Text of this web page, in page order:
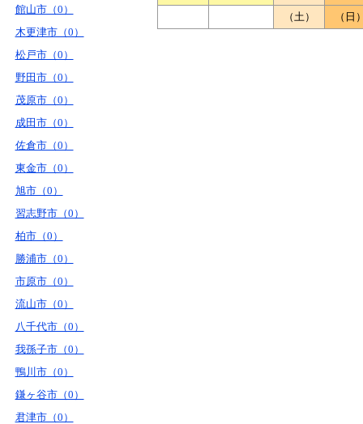
館山市（0）
木更津市（0）
松戸市（0）
野田市（0）
茂原市（0）
成田市（0）
佐倉市（0）
東金市（0）
旭市（0）
習志野市（0）
柏市（0）
勝浦市（0）
市原市（0）
流山市（0）
八千代市（0）
我孫子市（0）
鴨川市（0）
鎌ヶ谷市（0）
君津市（0）
（土）
（日